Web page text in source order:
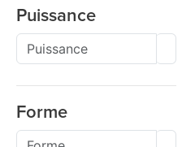
Puissance
Forme